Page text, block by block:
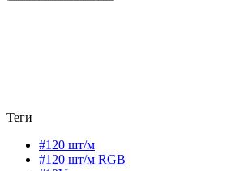
Теги
#120 шт/м
#120 шт/м RGB